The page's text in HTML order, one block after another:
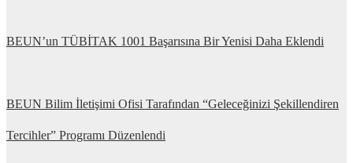
BEUN’un TÜBİTAK 1001 Başarısına Bir Yenisi Daha Eklendi
BEUN Bilim İletişimi Ofisi Tarafından “Geleceğinizi Şekillendiren
Tercihler” Programı Düzenlendi